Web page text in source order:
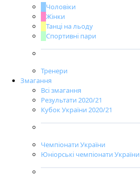
Чоловіки
Жінки
Танці на льоду
Спортивні пари
Тренери
Змагання
Всі змагання
Результати 2020/21
Кубок України 2020/21
Чемпіонати України
Юніорські чемпіонати України